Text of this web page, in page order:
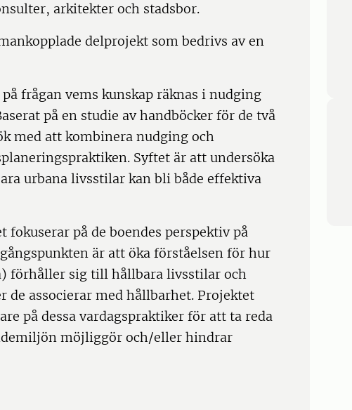
arkitekter och stadsbor.
delprojekt som bedrivs av en
frågan vems kunskap räknas i nudging
på en studie av handböcker för de två
med att kombinera nudging och
Syftet är att undersöka
urbana livsstilar kan bli både effektiva
fokuserar på de boendes perspektiv på
är att öka förståelsen för hur
förhåller sig till hållbara livsstilar och
de associerar med hållbarhet. Projektet
på dessa vardagspraktiker för att ta reda
möjliggör och/eller hindrar